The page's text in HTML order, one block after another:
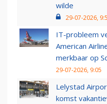
wilde
29-07-2026,
IT-probleem
American
merkbaar op
29-07-2026, 9:05
Lelystad
komst